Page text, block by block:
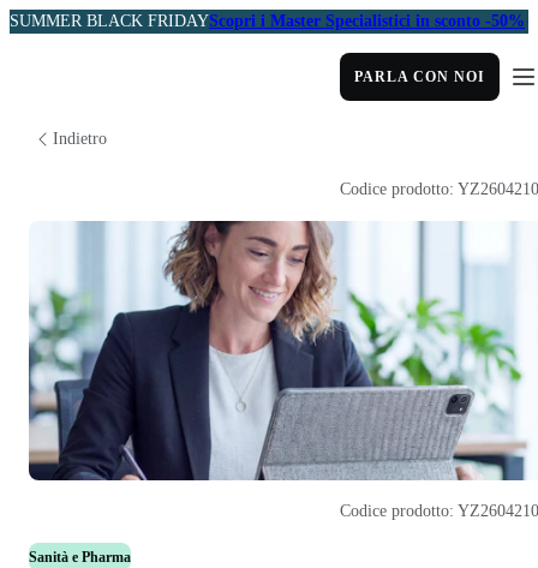
SUMMER BLACK FRIDAYScopri i Master Specialistici in sconto -50%
PARLA CON NOI
Indietro
Sanità e Pharma
Codice prodotto:
Codice prodotto: